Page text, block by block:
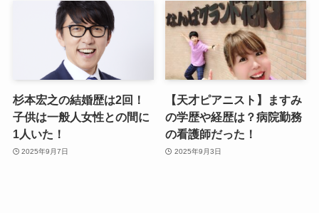
杉本宏之の結婚歴は2回！
子供は一般人女性との間に
1人いた！
2025年9月7日
【天才ピアニスト】ますみ
の学歴や経歴は？病院勤務
の看護師だった！
2025年9月3日